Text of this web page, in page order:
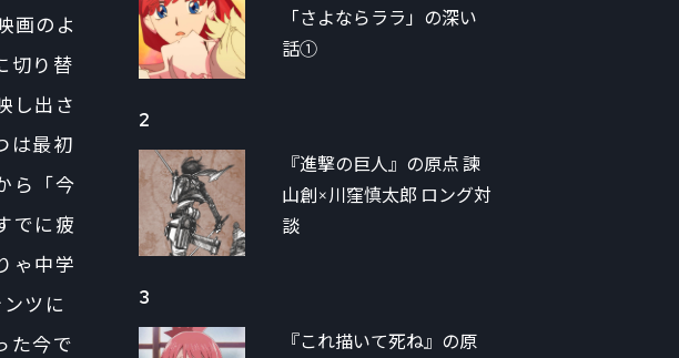
画のよ
切り替
し出さ
は最初
ら「今
でに疲
ゃ中学
ツに
た今で
「さよならララ」の深い
話①
2
『進撃の巨人』の原点 諫
山創×川窪慎太郎 ロング対
談
3
『これ描いて死ね』の原